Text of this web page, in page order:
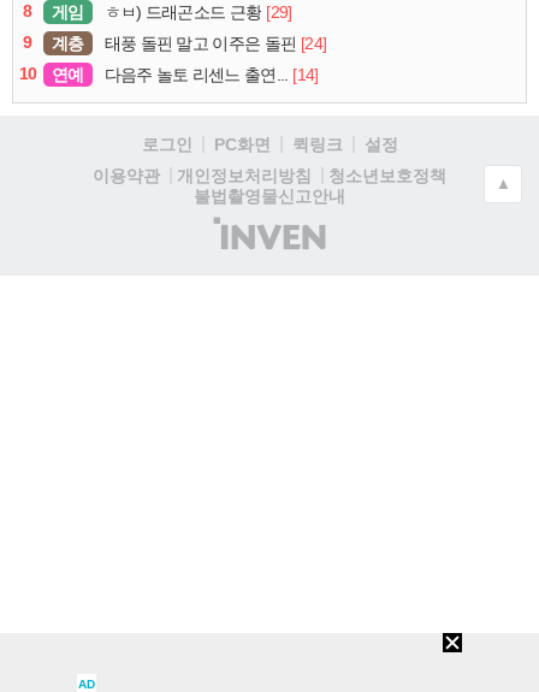
8
게임 ㅎㅂ) 드래곤소드 근황 [29]
9
계층 태풍 돌핀 말고 이주은 돌핀 [24]
10
연예 다음주 놀토 리센느 출연... [14]
로그인 PC화면 퀵링크
설정
이용약관
개인정보처리방침
청소년보호정책
불법촬영물신고안내
(주)
인
▲
AD